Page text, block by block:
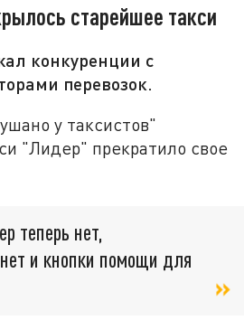
старейшее такси
конкуренции с
перевозок.
у таксистов"
"Лидер" прекратило свое
теперь нет,
и кнопки помощи для